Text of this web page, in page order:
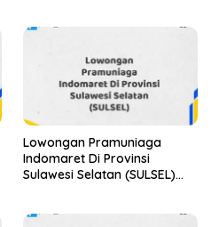
Lowongan Pramuniaga
Indomaret Di Provinsi
Sulawesi Selatan (SULSEL)